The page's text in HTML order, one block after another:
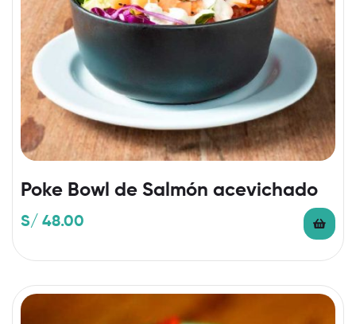
Poke Bowl de Salmón acevichado
S/ 48.00